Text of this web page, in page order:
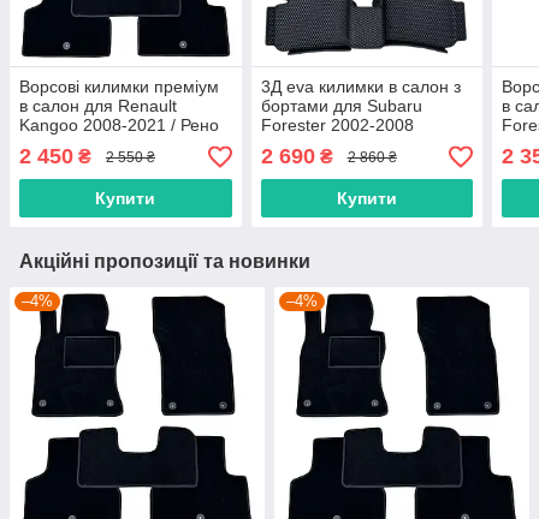
Ворсові килимки преміум
в салон для Renault
Kangoo 2008-2021 / Рено
Канго килимки
2 450 ₴ 2 550 ₴
Купити
3Д eva килимки в салон з
бортами для Subaru
Forester 2002-2008
2 690₴ 2 860 ₴
Купити
в
2
Акційні пропозиції та новинки
–4% –4%